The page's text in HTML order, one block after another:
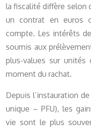
la fiscalité diffère selon
un contrat en euros
compte. Les intérêts
soumis aux
plus-values sur unités
moment du rachat.
Depuis l’instauration
unique – PFU), les
vie sont le plus